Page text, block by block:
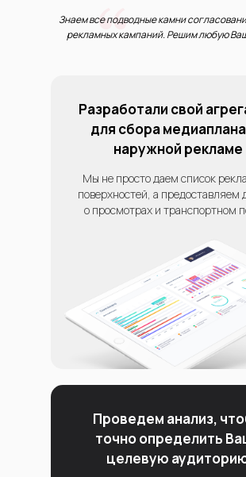
Разработали свой
для сбора
наружной рекламе
Мы не просто даем список
поверхностей, а предоставляем
о просмотрах и транспортном
Проведем анализ,
точно определить
целевую
Знаем все подводные камни
рекламных кампаний. Решим любую